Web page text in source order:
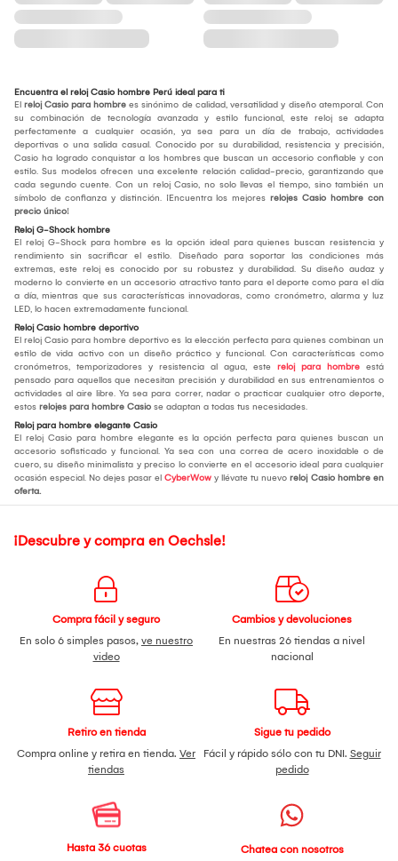
Encuentra el reloj Casio hombre Perú ideal para ti
El reloj Casio para hombre es sinónimo de calidad, versatilidad y diseño atemporal. Con
su combinación de tecnología avanzada y estilo funcional, este reloj se adapta
perfectamente a cualquier ocasión, ya sea para un día de trabajo, actividades
deportivas o una salida casual. Conocido por su durabilidad, resistencia y precisión,
Casio ha logrado conquistar a los hombres que buscan un accesorio confiable y con
estilo. Sus modelos ofrecen una excelente relación calidad-precio, garantizando que
cada segundo cuente. Con un reloj Casio, no solo llevas el tiempo, sino también un
símbolo de confianza y distinción. ¡Encuentra los mejores relojes Casio hombre con
precio único!
Reloj G-Shock hombre
El reloj G-Shock para hombre es la opción ideal para quienes buscan resistencia y
rendimiento sin sacrificar el estilo. Diseñado para soportar las condiciones más
extremas, este reloj es conocido por su robustez y durabilidad. Su diseño audaz y
moderno lo convierte en un accesorio atractivo tanto para el deporte como para el día
a día, mientras que sus características innovadoras, como cronómetro, alarma y luz
LED, lo hacen extremadamente funcional.
Reloj Casio hombre deportivo
El reloj Casio para hombre deportivo es la elección perfecta para quienes combinan un
estilo de vida activo con un diseño práctico y funcional. Con características como
cronómetros, temporizadores y resistencia al agua, este reloj para hombre está
pensado para aquellos que necesitan precisión y durabilidad en sus entrenamientos o
actividades al aire libre. Ya sea para correr, nadar o practicar cualquier otro deporte,
estos relojes para hombre Casio se adaptan a todas tus necesidades.
Reloj para hombre elegante Casio
El reloj Casio para hombre elegante es la opción perfecta para quienes buscan un
accesorio sofisticado y funcional. Ya sea con una correa de acero inoxidable o de
cuero, su diseño minimalista y preciso lo convierte en el accesorio ideal para cualquier
ocasión especial. No dejes pasar el CyberWow y llévate tu nuevo reloj Casio hombre en
oferta.
¡Descubre y compra en Oechsle!
Compra fácil y seguro
En solo 6 simples pasos, ve nuestro
video
Cambios y devoluciones
En nuestras 26 tiendas a nivel
nacional
Retiro en tienda
Compra online y retira en tienda. Ver
tiendas
Sigue tu pedido
Fácil y rápido sólo con tu DNI. Seguir
pedido
Hasta 36 cuotas
Chatea con nosotros